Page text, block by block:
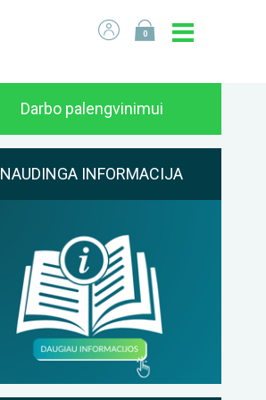
0
Darbo palengvinimui
NAUDINGA INFORMACIJA